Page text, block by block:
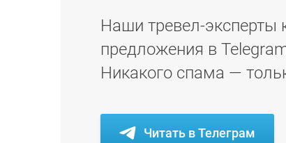
Наши тревел-
предложения в
Никакого спама —
Читать в Телеграм